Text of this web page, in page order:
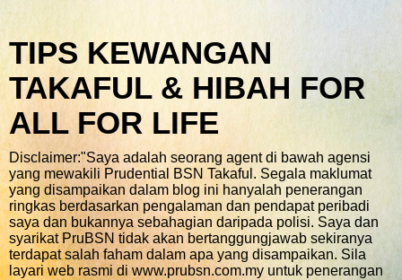
TIPS KEWANGAN
TAKAFUL & HIBAH FOR
ALL FOR LIFE
Disclaimer:"Saya adalah seorang agent di bawah agensi
yang mewakili Prudential BSN Takaful. Segala maklumat
yang disampaikan dalam blog ini hanyalah penerangan
ringkas berdasarkan pengalaman dan pendapat peribadi
saya dan bukannya sebahagian daripada polisi. Saya dan
syarikat PruBSN tidak akan bertanggungjawab sekiranya
terdapat salah faham dalam apa yang disampaikan. Sila
layari web rasmi di www.prubsn.com.my untuk penerangan